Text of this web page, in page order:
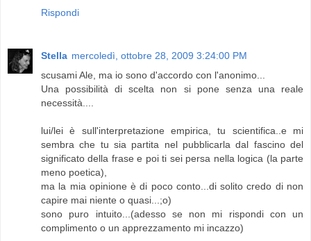
Rispondi
Stella mercoledì, ottobre 28, 2009 3:24:00 PM
scusami Ale, ma io sono d'accordo con l'anonimo...
Una possibilità di scelta non si pone senza una reale
necessità....
lui/lei è sull'interpretazione empirica, tu scientifica..e mi
sembra che tu sia partita nel pubblicarla dal fascino del
significato della frase e poi ti sei persa nella logica (la parte
meno poetica),
ma la mia opinione è di poco conto...di solito credo di non
capire mai niente o quasi...;o)
sono puro intuito...(adesso se non mi rispondi con un
complimento o un apprezzamento mi incazzo)